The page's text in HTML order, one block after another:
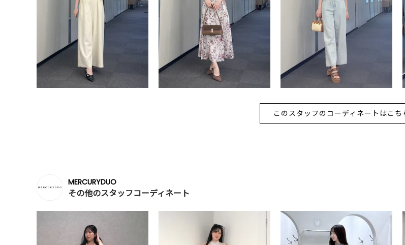
このスタッフのコーディネートはこち
MERCURYDUO
その他のスタッフコーディネート